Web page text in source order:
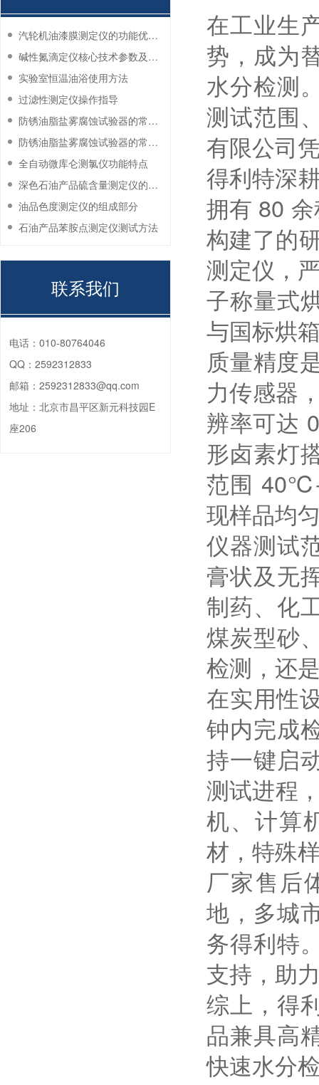
在工业生
势，成为
水分检测
测试范围
有限公司
得利特深
拥有 80
构建了的
测定仪，
子称量式
与国标烘
质量精度
力传感器
辨率可达
形卤素灯
范围
现样品均
仪器测试
膏状及无
制药、化
煤炭型砂
检测，还
在实用性
钟内完成
持一键启
测试进程
机、计算
材，特殊
厂家售后
地，多城
务得利特
支持，助
综上，得
品兼具高
快速水分
汽轮机油漆膜测定仪的功能优势有哪些？
碱性氮滴定仪核心技术参数及应用说明
实验室恒温油浴使用方法
过滤性测定仪操作指导
防锈油脂盐雾腐蚀试验器的常见故障与解决方法
防锈油脂盐雾腐蚀试验器的常见故障与解决方法
全自动微库仑测氯仪功能特点
深色石油产品硫含量测定仪的工作环境要求
油品色度测定仪的组成部分
石油产品苯胺点测定仪测试方法
联系我们
电话： 010-80764046
QQ： 2592312833
邮箱： 2592312833@qq.com
地址： 北京市昌平区新元科技园E
座206